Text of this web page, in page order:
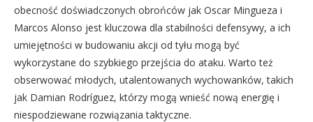
obecność doświadczonych obrońców jak Oscar Mingueza i
Marcos Alonso jest kluczowa dla stabilności defensywy, a ich
umiejętności w budowaniu akcji od tyłu mogą być
wykorzystane do szybkiego przejścia do ataku. Warto też
obserwować młodych, utalentowanych wychowanków, takich
jak Damian Rodríguez, którzy mogą wnieść nową energię i
niespodziewane rozwiązania taktyczne.